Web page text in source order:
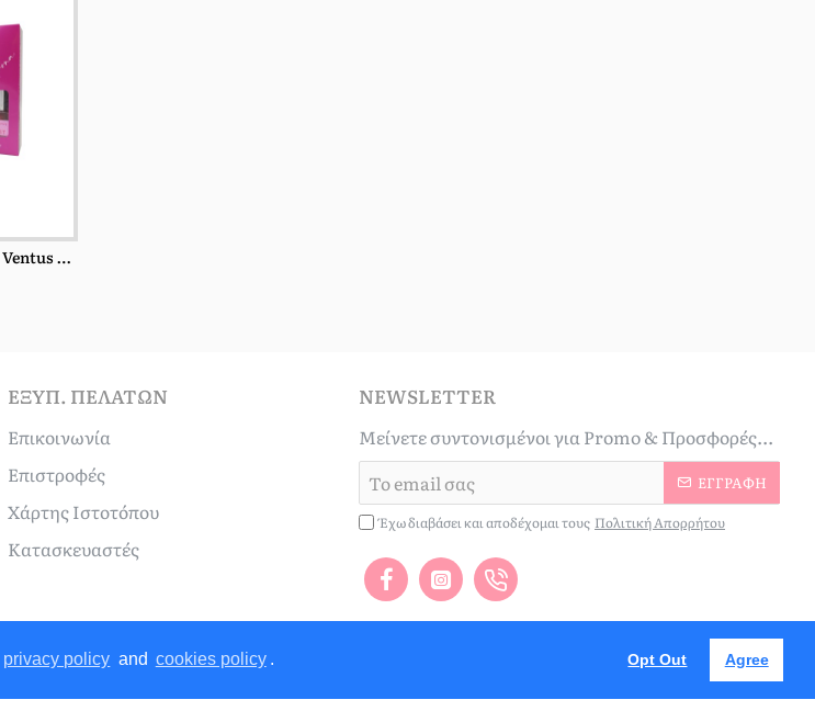
privacy policy and cookies policy . Opt Out Agree
Alectrona Gift Set Ventus Sh.gel 300ml + Bl 250ml + Mist 50ml
ΕΞΥΠ. ΠΕΛΑΤΏΝ
Επικοινωνία
Επιστροφές
Χάρτης Ιστοτόπου
Κατασκευαστές
NEWSLETTER
Μείνετε συντονισμένοι για Promo & Προσφορές...
Το
email
σας
ΕΓΓΡΑΦΉ
Έχω διαβάσει και αποδέχομαι τους Πολιτική Απορρήτου